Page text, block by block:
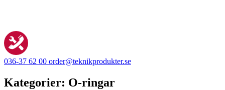
036-37 62 00 order@teknikprodukter.se
Kategorier: O-ringar